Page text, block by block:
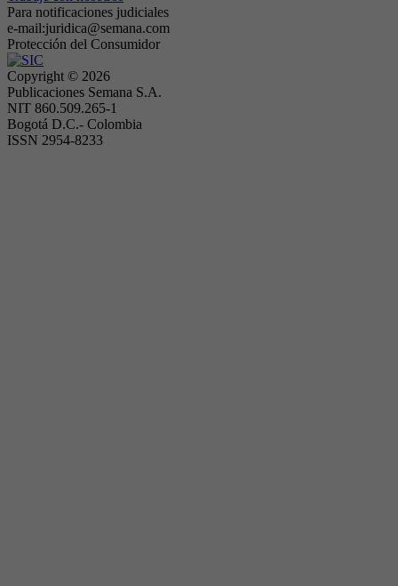
Para notificaciones judiciales
e-mail:juridica@semana.com
Protección del Consumidor
Copyright © 2026
Publicaciones Semana S.A.
NIT 860.509.265-1
Bogotá D.C.- Colombia
ISSN 2954-8233